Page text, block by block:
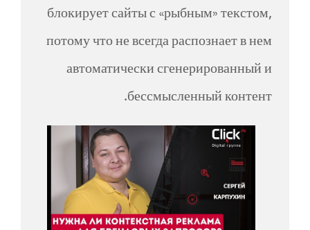
блокирует сайты с «рыбным» текстом,
потому что не всегда распознает в нем
автоматически сгенерированный и
бессмысленный контент.